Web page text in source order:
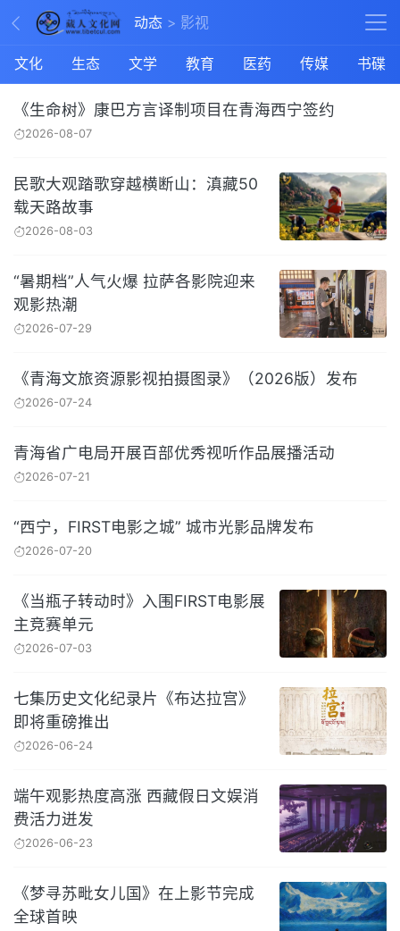
动态 影视
文化 生态 文学 教育 医药 传媒 书碟
《生命树》康巴方言译制项目在青海西宁签约
2026-08-07
民歌大观踏歌穿越横断山：滇藏50
载天路故事
2026-08-03
“暑期档”人气火爆 拉萨各影院迎来
观影热潮
2026-07-29
《青海文旅资源影视拍摄图录》（2026版）发布
2026-07-24
青海省广电局开展百部优秀视听作品展播活动
2026-07-21
“西宁，FIRST电影之城” 城市光影品牌发布
2026-07-20
《当瓶子转动时》入围FIRST电影展
主竞赛单元
2026-07-03
七集历史文化纪录片《布达拉宫》
即将重磅推出
2026-06-24
端午观影热度高涨 西藏假日文娱消
费活力迸发
2026-06-23
《梦寻苏毗女儿国》在上影节完成
全球首映